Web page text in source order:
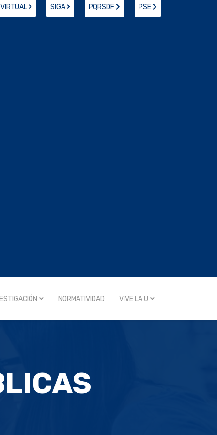
SIGA PQRSDF PSE
NORMATIVIDAD VIVE LA U